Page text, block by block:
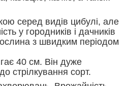
серед видів цибулі, але
у городників і дачників
з швидким періодом
40 см. Він дуже
стрілкування сорт.